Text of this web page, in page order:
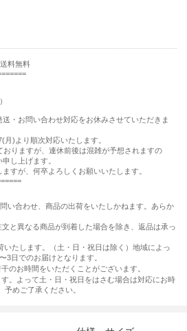
料無料
・お問い合わせ対応をお休みさせていただきま
)より順次対応いたします。
りますが、連休前後は混雑が予想されますの
し上げます。
すが、何卒よろしくお願いいたします。
い合わせ、商品の出荷をいたしかねます。あらか
と異なる商品が到着した場合を除き、返品は承っ
たします。（土・日・祝日は除く）地域によっ
3日でのお届けとなります。
のお時間をいただくことがございます。
。よって土・日・祝日をはさむ場合は対応にお時
めご了承ください。